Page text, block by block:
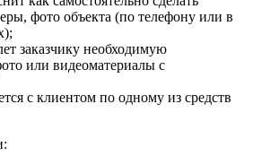
фото объекта (по телефону или в
заказчику необходимую
или видеоматериалы с
с клиентом по одному из средств